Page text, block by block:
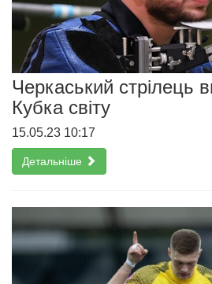
Черкаський стрілець
Кубка світу
15.05.23 10:17
Детальніше